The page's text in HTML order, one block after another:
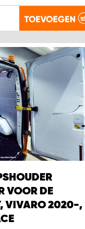
TOEVOEGEN
VOOR DE
VIVARO 2020-,